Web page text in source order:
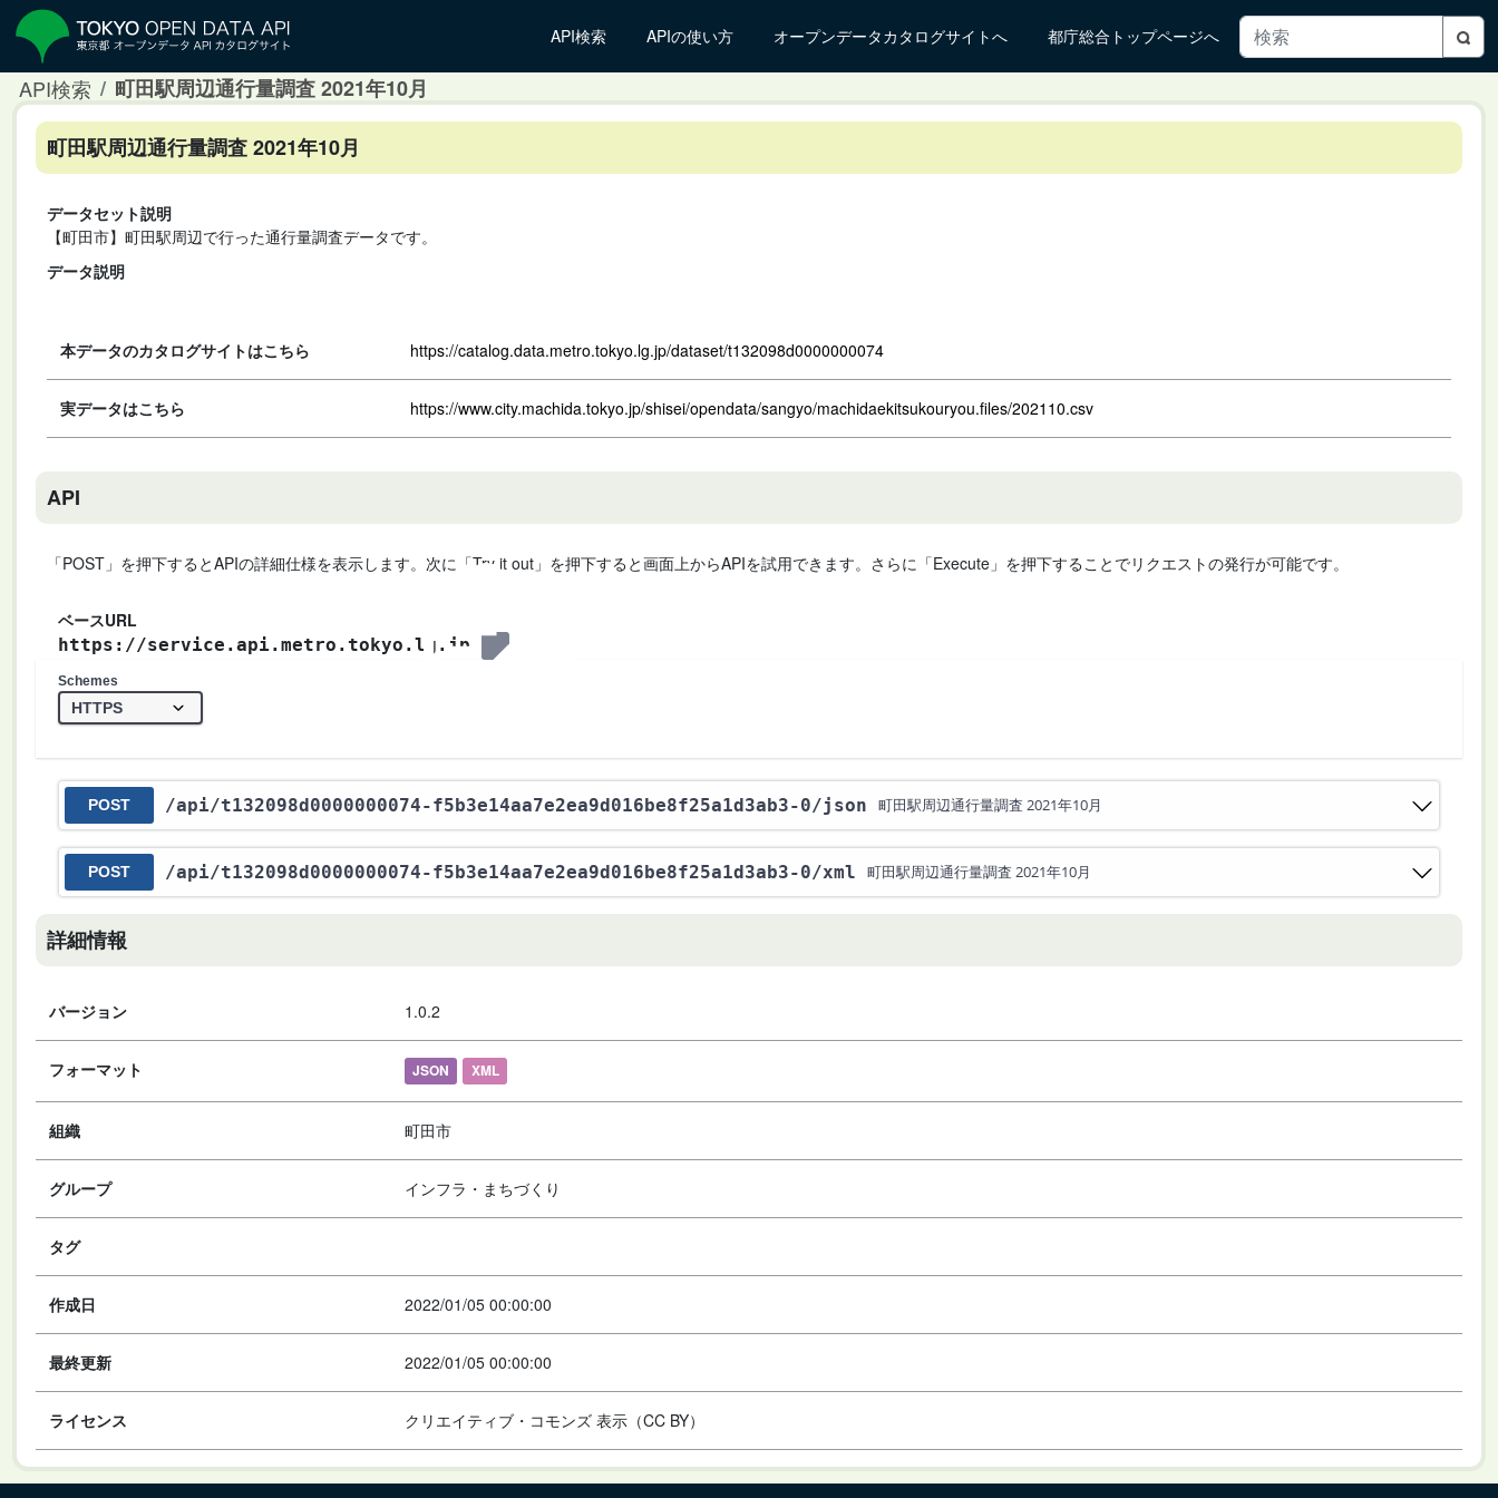
API検索 APIの使い方 オープンデータカタログサイトへ 都庁総合トップページへ
API検索 町田駅周辺通行量調査 2021年10月
町田駅周辺通行量調査 2021年10月
データセット説明
【町田市】町田駅周辺で行った通行量調査データです。
データ説明
本データのカタログサイトはこちら https://catalog.data.metro.tokyo.lg.jp/dataset/t132098d0000000074
実データはこちら https://www.city.machida.tokyo.jp/shisei/opendata/sangyo/machidaekitsukouryou.files/202110.csv
API
「POST」を押下するとAPIの詳細仕様を表示します。次に「Try it out」を押下すると画面上からAPIを試用できます。さらに「Execute」を押下することでリクエストの発行が可能です。
ベースURL
https://service.api.metro.tokyo.lg.jp
Schemes
POST /api/t132098d0000000074-f5b3e14aa7e2ea9d016be8f25a1d3ab3-0/json 町田駅周辺通行量調査 2021年10月
POST /api/t132098d0000000074-f5b3e14aa7e2ea9d016be8f25a1d3ab3-0/xml 町田駅周辺通行量調査 2021年10月
詳細情報
バージョン 1.0.2
フォーマット JSON XML
組織 町田市
グループ インフラ・まちづくり
タグ
作成日 2022/01/05 00:00:00
最終更新 2022/01/05 00:00:00
ライセンス クリエイティブ・コモンズ 表示（CC BY）